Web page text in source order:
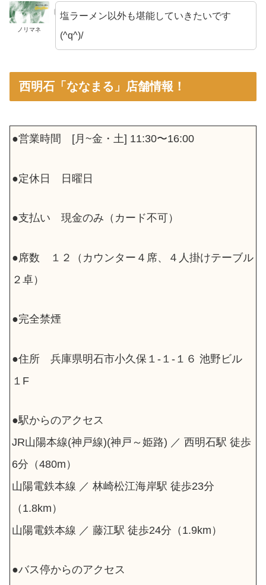
ノリマネ
塩ラーメン以外も堪能していきたいです
(^q^)/
西明石「ななまる」店舗情報！
●営業時間 [月~金・土] 11:30〜16:00
●定休日 日曜日
●支払い 現金のみ（カード不可）
●席数 １２（カウンター４席、４人掛けテーブル
２卓）
●完全禁煙
●住所 兵庫県明石市小久保１-１-１６ 池野ビル
１F
●駅からのアクセス
JR山陽本線(神戸線)(神戸～姫路) ／ 西明石駅 徒歩
6分（480m）
山陽電鉄本線 ／ 林崎松江海岸駅 徒歩23分
（1.8km）
山陽電鉄本線 ／ 藤江駅 徒歩24分（1.9km）
●バス停からのアクセス